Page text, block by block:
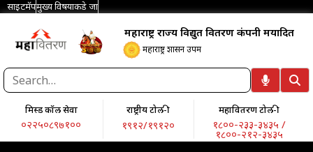
साइटमॅपमुख्य विषयाकडे जा
महाराष्ट्र राज्य विद्युत वितरण कंपनी मर्यादित
महाराष्ट्र शासन उपक्रम
मिस्ड कॉल सेवा
०२२५०८९७१००
राष्ट्रीय टोल-फ्री
१९१२/१९१२०
महावितरण टोल-फ्री
१८००-२३३-३४३५ /
१८००-२१२-३४३५